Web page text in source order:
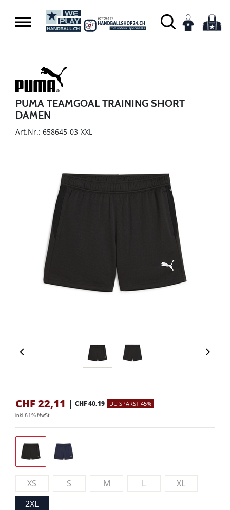
PUMA TEAMGOAL TRAINING SHORT
DAMEN
Art.Nr.: 658645-03-XXL
CHF 22,11 | CHF 40,19 DU SPARST 45%
inkl. 8.1 % MwSt.
XS S M L
XL
2XL